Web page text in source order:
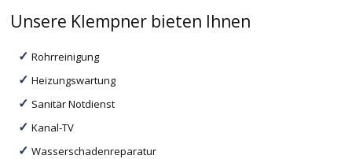
Unsere Klempner bieten Ihnen
Rohrreinigung
Heizungswartung
Sanitär Notdienst
Kanal-TV
Wasserschadenreparatur